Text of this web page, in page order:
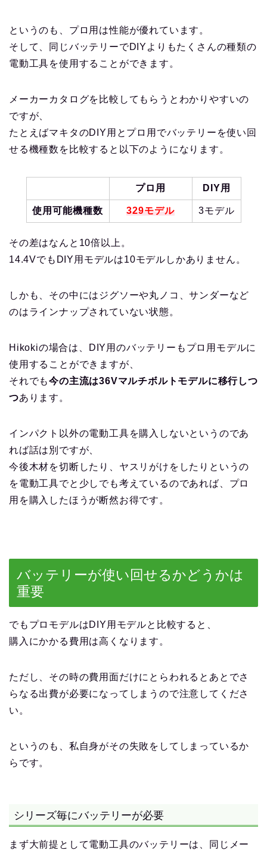
というのも、プロ用は性能が優れています。
そして、同じバッテリーでDIYよりもたくさんの種類の
電動工具を使用することができます。
メーカーカタログを比較してもらうとわかりやすいの
ですが、
たとえばマキタのDIY用とプロ用でバッテリーを使い回
せる機種数を比較すると以下のようになります。
プロ用 DIY用
使用可能機種数 329モデル 3モデル
その差はなんと10倍以上。
14.4VでもDIY用モデルは10モデルしかありません。
しかも、その中にはジグソーや丸ノコ、サンダーなど
のはラインナップされていない状態。
Hikokiの場合は、DIY用のバッテリーもプロ用モデルに
使用することができますが、
それでも今の主流は36Vマルチボルトモデルに移行しつ
つあります。
インパクト以外の電動工具を購入しないというのであ
れば話は別ですが、
今後木材を切断したり、ヤスリがけをしたりというの
を電動工具でと少しでも考えているのであれば、プロ
用を購入したほうが断然お得です。
バッテリーが使い回せるかどうかは
重要
でもプロモデルはDIY用モデルと比較すると、
購入にかかる費用は高くなります。
ただし、その時の費用面だけにとらわれるとあとでさ
らなる出費が必要になってしまうので注意してくださ
い。
というのも、私自身がその失敗をしてしまっているか
らです。
シリーズ毎にバッテリーが必要
まず大前提として電動工具のバッテリーは、同じメー